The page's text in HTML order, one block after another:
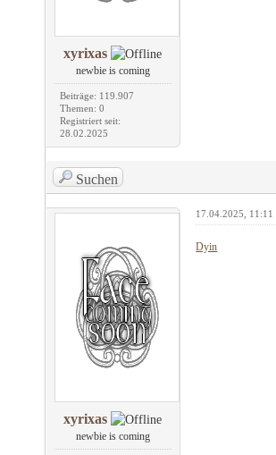
xyrixas
newbie is coming
Beiträge: 119.907
Themen: 0
Registriert seit:
28.02.2025
Suchen
xyrixas
newbie is coming
17.04.2025, 11:11
Dyin